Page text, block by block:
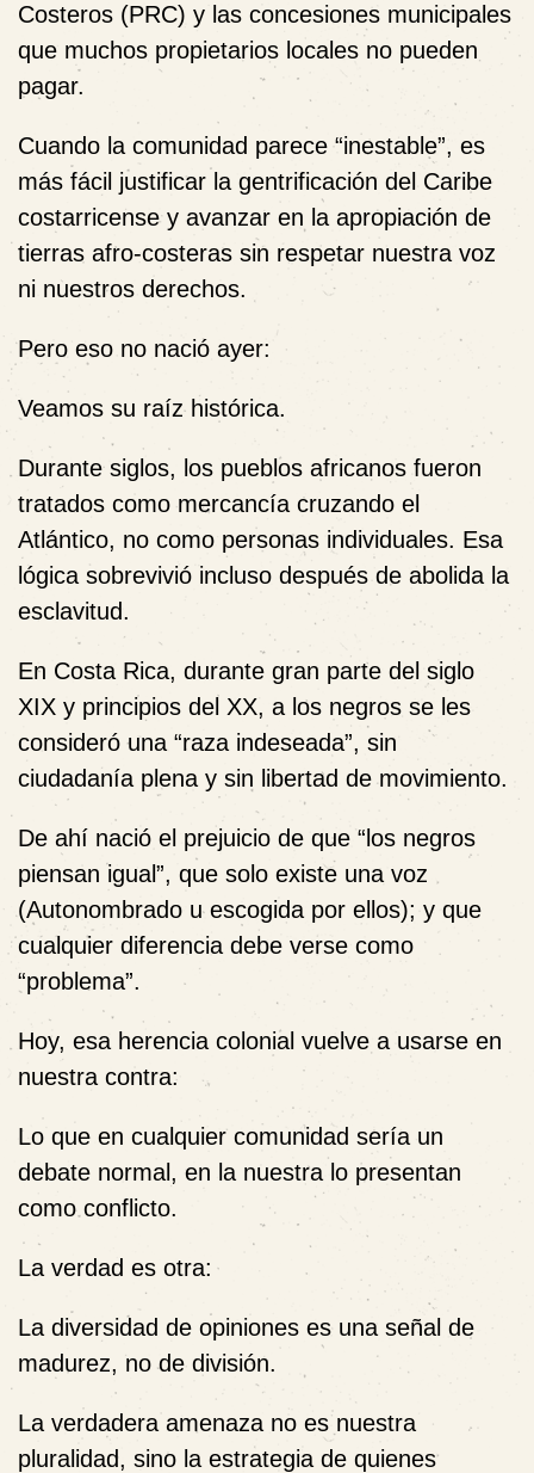
Costeros (PRC) y las concesiones municipales
que muchos propietarios locales no pueden
pagar.
Cuando la comunidad parece “inestable”, es
más fácil justificar la gentrificación del Caribe
costarricense y avanzar en la apropiación de
tierras afro-costeras sin respetar nuestra voz
ni nuestros derechos.
Pero eso no nació ayer:
Veamos su raíz histórica.
Durante siglos, los pueblos africanos fueron
tratados como mercancía cruzando el
Atlántico, no como personas individuales. Esa
lógica sobrevivió incluso después de abolida la
esclavitud.
En Costa Rica, durante gran parte del siglo
XIX y principios del XX, a los negros se les
consideró una “raza indeseada”, sin
ciudadanía plena y sin libertad de movimiento.
De ahí nació el prejuicio de que “los negros
piensan igual”, que solo existe una voz
(Autonombrado u escogida por ellos); y que
cualquier diferencia debe verse como
“problema”.
Hoy, esa herencia colonial vuelve a usarse en
nuestra contra:
Lo que en cualquier comunidad sería un
debate normal, en la nuestra lo presentan
como conflicto.
La verdad es otra:
La diversidad de opiniones es una señal de
madurez, no de división.
La verdadera amenaza no es nuestra
pluralidad, sino la estrategia de quienes